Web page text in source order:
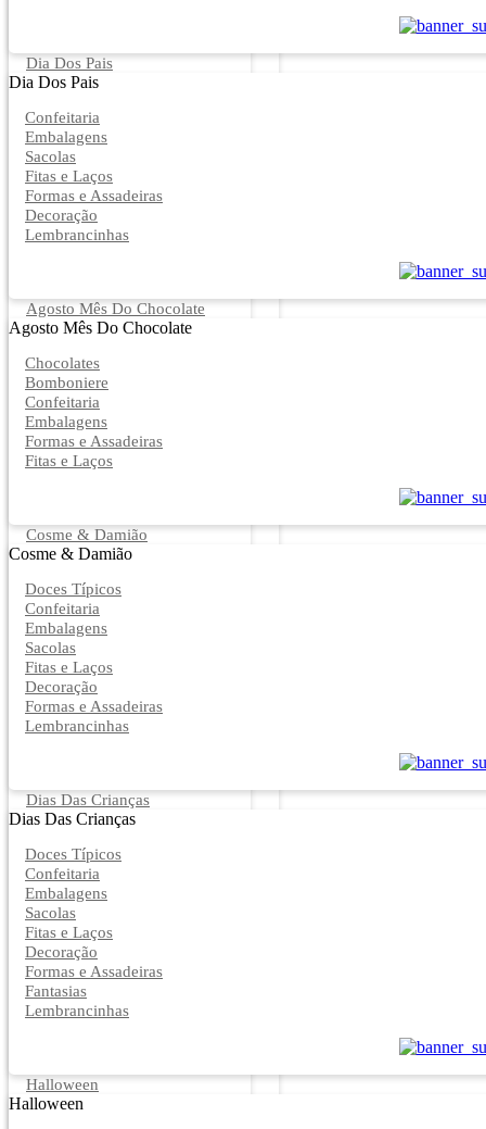
Dia Dos Pais
Dia Dos Pais
Confeitaria
Embalagens
Sacolas
Fitas e Laços
Formas e Assadeiras
Decoração
Lembrancinhas
Agosto Mês Do Chocolate
Agosto Mês Do Chocolate
Chocolates
Bomboniere
Confeitaria
Embalagens
Formas e Assadeiras
Fitas e Laços
Cosme & Damião
Cosme & Damião
Doces Típicos
Confeitaria
Embalagens
Sacolas
Fitas e Laços
Decoração
Formas e Assadeiras
Lembrancinhas
Dias Das Crianças
Dias Das Crianças
Doces Típicos
Confeitaria
Embalagens
Sacolas
Fitas e Laços
Decoração
Formas e Assadeiras
Fantasias
Lembrancinhas
Halloween
Halloween